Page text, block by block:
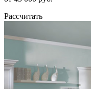
Рассчитать